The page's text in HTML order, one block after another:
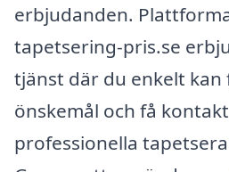
erbjudanden.
tapetsering-pris.se
tjänst där du enkelt kan
önskemål och få
professionella